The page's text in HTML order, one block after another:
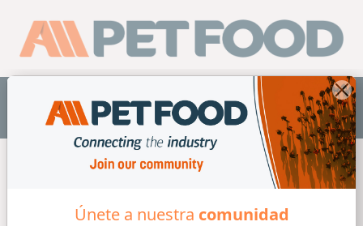
Únete a nuestra comunidad
ES
Cereales